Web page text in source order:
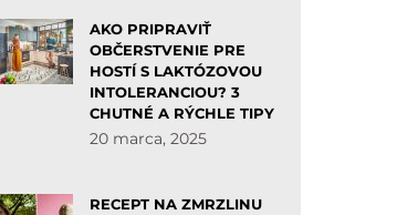
AKO PRIPRAVIŤ
OBČERSTVENIE PRE
HOSTÍ S LAKTÓZOVOU
INTOLERANCIOU? 3
CHUTNÉ A RÝCHLE TIPY
20 marca, 2025
RECEPT NA ZMRZLINU